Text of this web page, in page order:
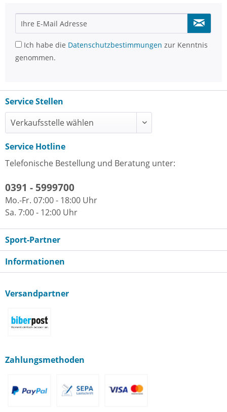
Ich habe die Datenschutzbestimmungen zur Kenntnis
genommen.
Service Stellen
Service Hotline
Telefonische Bestellung und Beratung unter:
0391 - 5999700
Mo.-Fr. 07:00 - 18:00 Uhr
Sa. 7:00 - 12:00 Uhr
Sport-Partner
Informationen
Versandpartner
Zahlungsmethoden